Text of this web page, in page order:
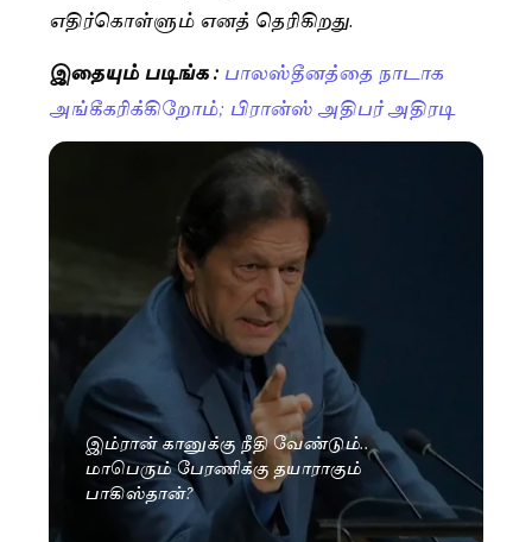
எதிர்கொள்ளும் எனத் தெரிகிறது.
இதையும் படிங்க : பாலஸ்தீனத்தை நாடாக
அங்கீகரிக்கிறோம்; பிரான்ஸ் அதிபர் அதிரடி
இம்ரான் கானுக்கு நீதி வேண்டும்..
மாபெரும் பேரணிக்கு தயாராகும்
பாகிஸ்தான்?